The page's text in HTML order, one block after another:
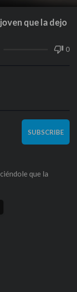
que la dejo
0
SUBSCRIBE
que la